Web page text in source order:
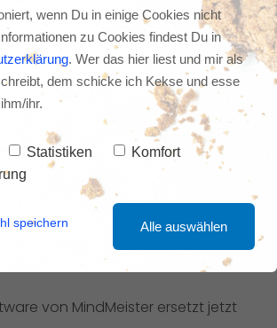
Der Map-
hat
erhalten
17. NOVEMBER 2021
von MindMeister ersetzt jetzt
wenn Du in einige Cookies nicht
zu Cookies findest Du in
. Wer das hier liest und mir als
dem schicke ich Kekse und esse
ihr.
Statistiken
Komfort
speichern Alle auswählen